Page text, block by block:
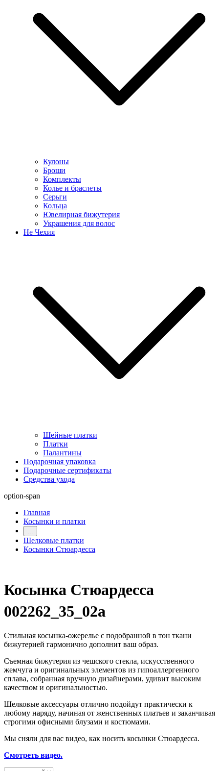
Кулоны
Броши
Комплекты
Колье и браслеты
Серьги
Кольца
Ювелирная бижутерия
Украшения для волос
Не Чехия
Шейные платки
Платки
Палантины
Подарочная упаковка
Подарочные сертификаты
Средства ухода
option-span
Главная
Косынки и платки
Шелковые платки
Косынки Стюардесса
Косынка Стюардесса
002262_35_02a
Стильная косынка-ожерелье с подобранной в тон ткани
бижутерией гармонично дополнит ваш образ.
Съемная бижутерия из чешского стекла, искусственного
жемчуга и оригинальных элементов из гипоаллергенного
сплава, собранная вручную дизайнерами, удивит высоким
качеством и оригинальностью.
Шелковые аксессуары отлично подойдут практически к
любому наряду, начиная от женственных платьев и заканчивая
строгими офисными блузами и костюмами.
Мы сняли для вас видео, как носить косынки Стюардесса.
Смотреть видео.